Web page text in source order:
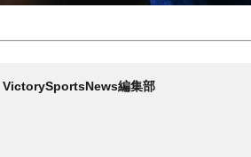
VictorySportsNews編集部